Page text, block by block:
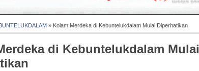
» Kolam Merdeka di Kebuntelukdalam Mulai Diperhatikan
di Kebuntelukdalam Mulai